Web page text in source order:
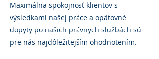
Maximálna spokojnosť klientov s
výsledkami našej práce a opätovné
dopyty po našich právnych službách sú
pre nás najdôležitejším ohodnotením.